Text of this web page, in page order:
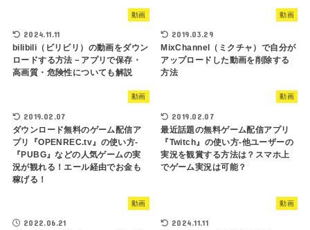
動画
2024.11.11
bilibili（ビリビリ）の動画をダウン
ロードする方法－アプリで保存・
高画質・危険性についても解説
動画
2019.03.29
MixChannel（ミクチャ）で自分が
アップロードした動画を削除する
方法
動画
2019.02.07
ダウンロード無料のゲーム配信ア
プリ『OPENREC.tv』の使い方-
『PUBG』などの人気ゲームの実
況が観れる！エール経由でお金も
稼げる！
動画
2019.02.07
最近話題の無料ゲーム配信アプリ
『Twitch』の使い方-他ユーザーの
実況を観賞する方法は？スマホ上
でゲーム実況は可能？
動画
2022.06.21
動画
2024.11.11